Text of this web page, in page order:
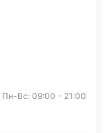
Пн-Вс: 09:00 - 21:00